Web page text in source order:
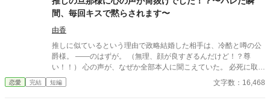
は美しい顔立ちの王太子殿下がいた。 「エリー、どうか僕と結婚
してくれ！ 君こそ、僕の妻に相応しい！」 え……私、貴方の
妹になるんですけど？ どこから突っ込んでいいのか分かんな
い。
間、毎回キスで黙らされます〜
由香
推しに似ているという理由で政略結婚した相手は、冷酷と噂の公
爵様。 ――のはずが。 （無理、顔が良すぎるんだけど！？尊
い！！） 心の声が、なぜか全部本人に聞こえていた。 必死に取り
繕うも時すでに遅し。 暴走する脳内実況を止めるたび、旦那様は
なぜか――キスしてくる。 「黙らせるのにちょうどいい」 いや全
恋愛 完結 短編 文字数：16,468